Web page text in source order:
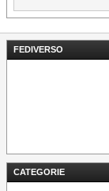
FEDIVERSO
CATEGORIE